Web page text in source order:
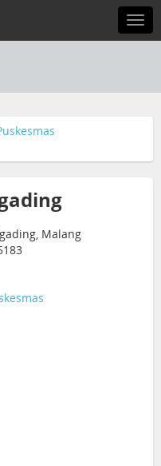
Malang